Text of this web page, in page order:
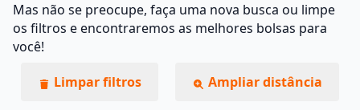
Mas não se preocupe, faça uma nova busca ou limpe
os filtros e encontraremos as melhores bolsas para
você!
Limpar filtros
Ampliar distância